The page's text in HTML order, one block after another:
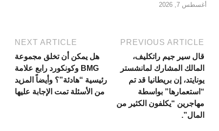
أغسطس 7, 2026
PREVIOUS ARTICLE
قال سير جيم راتكليف،
المالك المشارك لمانشستر
يونايتد، إن بريطانيا قد تم
“استعمارها” بواسطة
مهاجرين “يكلفون الكثير من
المال”.
NEXT ARTICLE
هل يمكن أن تخلق مجموعة
BMG وكونكورد رابع علامة
رئيسية “هادئة”؟ وأيضاً المزيد
من الأسئلة تمت الإجابة عليها